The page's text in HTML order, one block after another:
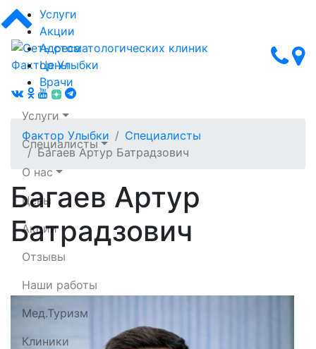
Сеть стоматологических клиник Фактор Улыбки
Услуги
Акции
Адреса
Цены
Врачи
Услуги
Специалисты
О нас
Цены
Акции
Отзывы
Наши работы
Мед.Туризм
Клиники
Фактор Улыбки
Специалисты
Багаев Артур Батрадзович
Багаев Артур
Батрадзович